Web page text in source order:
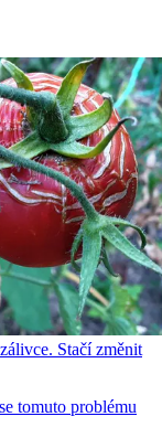
Stačí změnit
tomuto problému